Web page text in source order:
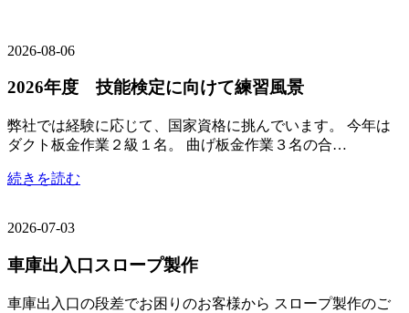
2026-08-06
2026年度 技能検定に向けて練習風景
弊社では経験に応じて、国家資格に挑んでいます。 今年は
ダクト板金作業２級１名。 曲げ板金作業３名の合…
続きを読む
2026-07-03
車庫出入口スロープ製作
車庫出入口の段差でお困りのお客様から スロープ製作のご